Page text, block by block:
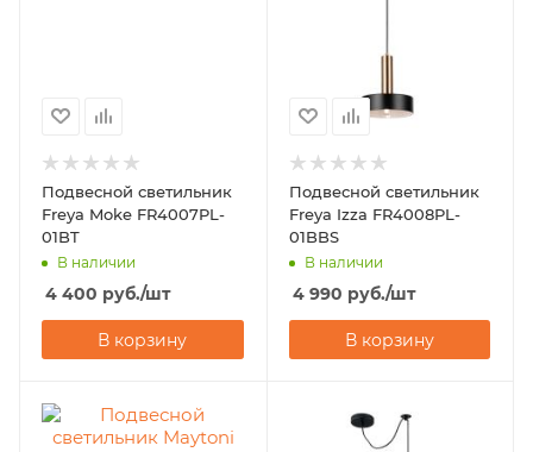
Подвесной светильник
Freya Moke FR4007PL-
01BT
В наличии
4 400 руб./шт
В корзину
Подвесной светильник
Freya Izza FR4008PL-
01BBS
В наличии
4 990 руб./шт
В корзину